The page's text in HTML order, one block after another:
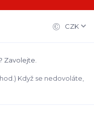
CZK
Zavolejte.
Když se nedovoláte,